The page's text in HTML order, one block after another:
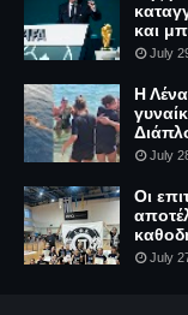
και
July
Η
July
Οι
July